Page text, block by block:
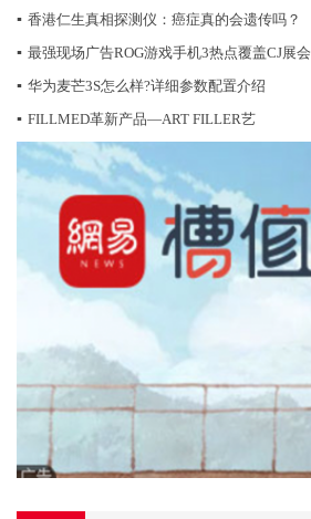
▪ 香港仁生真相探测仪：癌症真的会遗传吗？
▪ 最强现场广告ROG游戏手机3热点覆盖CJ展会
▪ 华为麦芒3S怎么样?详细参数配置介绍
▪ FILLMED革新产品—ART FILLER艺